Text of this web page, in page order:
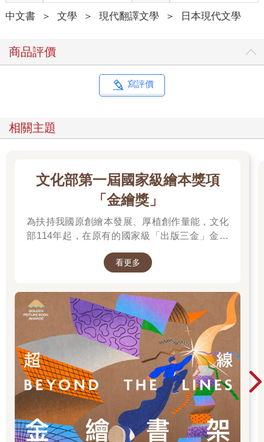
中文書 ＞ 文學 ＞ 現代翻譯文學 ＞ 日本現代文學
商品評價
寫評價
相關主題
文化部第一屆國家級繪本獎項
「金繪獎」
為扶持我國原創繪本發展、厚植創作量能，文化
部114年起，在原有的國家級「出版三金」金鼎
促進台灣圖文出版的多元發展。獎項分為「特別
「跨域應用獎」、「年度繪本獎」，以及「金繪
大獎」。
看更多